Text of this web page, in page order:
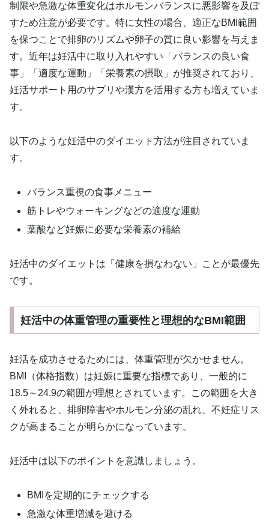
制限や急激な体重変化はホルモンバランスに悪影響を及ぼ
すため注意が必要です。特に女性の場合、適正なBMI範囲
を保つことで排卵のリズムや卵子の質に良い影響を与えま
す。近年は妊活中に取り入れやすい「バランスの良い食
事」「適度な運動」「栄養素の摂取」が推奨されており、
妊活サポート用のサプリや漢方を活用する方も増えていま
す。
以下のような妊活中のダイエット方法が注目されていま
す。
バランス重視の食事メニュー
筋トレやウォーキングなどの適度な運動
葉酸など妊娠に必要な栄養素の補給
妊活中のダイエットは「健康を損なわない」ことが最優先
です。
妊活中の体重管理の重要性と理想的なBMI範囲
妊活を成功させるためには、体重管理が欠かせません。
BMI（体格指数）は妊娠に重要な指標であり、一般的に
18.5～24.9の範囲が理想とされています。この範囲を大き
く外れると、排卵障害やホルモン分泌の乱れ、不妊症リス
クが高まることが明らかになっています。
妊活中は以下のポイントを意識しましょう。
BMIを定期的にチェックする
急激な体重増減を避ける